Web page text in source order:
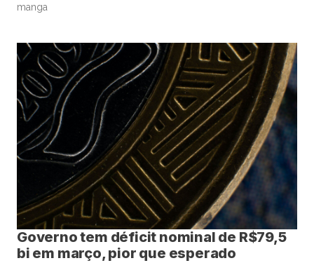
manga
Governo tem déficit nominal de R$79,5
bi em março, pior que esperado